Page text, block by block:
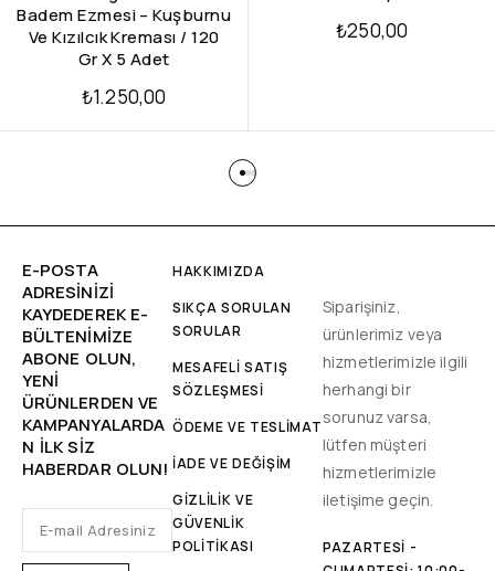
Badem Ezmesi – Kuşburnu
Ve Kızılcık Kreması / 120
Gr X 5 Adet
₺1.250,00
₺250,00
E-POSTA
ADRESINIZI
KAYDEDEREK E-
BÜLTENIMIZE
ABONE OLUN,
YENİ
ÜRÜNLERDEN VE
KAMPANYALARDA
N ILK SIZ
HABERDAR OLUN!
HAKKIMIZDA
SIKÇA SORULAN
SORULAR
MESAFELİ SATIŞ
SÖZLEŞMESİ
ÖDEME VE TESLİMAT
İADE VE DEĞİŞİM
GİZLİLİK VE
GÜVENLİK
POLİTİKASI
Siparişiniz,
ürünlerimiz veya
hizmetlerimizle ilgili
herhangi bir
sorunuz varsa,
lütfen müşteri
hizmetlerimizle
iletişime geçin.
PAZARTESI -